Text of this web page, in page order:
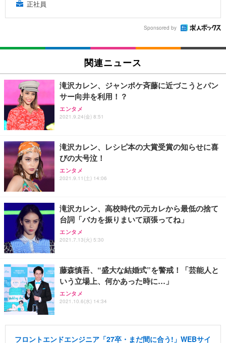
正社員
Sponsored by
関連ニュース
滝沢カレン、ジャンポケ斉藤に近づこうとパン
サー向井を利用！？
エンタメ
2021.9.24(金) 8:51
滝沢カレン、レシピ本の大賞受賞の知らせに喜
びの大号泣！
エンタメ
2021.9.11(土) 14:06
滝沢カレン、高校時代の元カレから最低の捨て
台詞「バカを振りまいて頑張ってね」
エンタメ
2021.7.13(火) 5:30
藤森慎吾、“盛大な結婚式”を警戒！「芸能人と
いう立場上、何かあった時に…」
エンタメ
2021.10.6(水) 14:34
フロントエンドエンジニア「27卒・まだ間に合う!」WEBサイ